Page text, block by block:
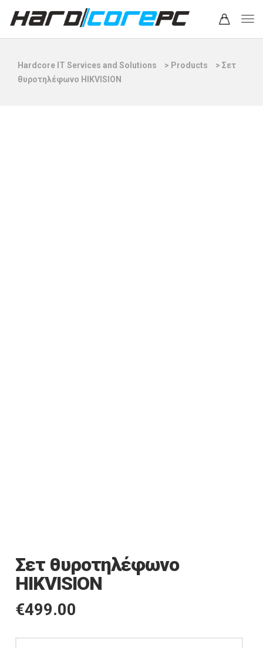
Hardcore IT Services and Solutions > Products > Σετ
θυροτηλέφωνο HIKVISION
Σετ θυροτηλέφωνο
HIKVISION
€499.00